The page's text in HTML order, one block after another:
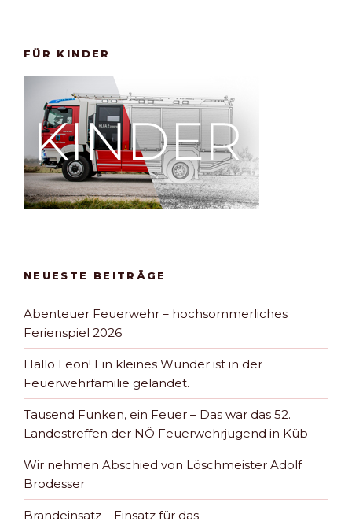
FÜR KINDER
NEUESTE BEITRÄGE
Abenteuer Feuerwehr – hochsommerliches
Ferienspiel 2026
Hallo Leon! Ein kleines Wunder ist in der
Feuerwehrfamilie gelandet.
Tausend Funken, ein Feuer – Das war das 52.
Landestreffen der NÖ Feuerwehrjugend in Küb
Wir nehmen Abschied von Löschmeister Adolf
Brodesser
Brandeinsatz – Einsatz für das